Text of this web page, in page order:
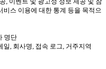
비스 이용에 대한 통계 등을 목적으
명단
, 회사명, 접속 로그, 거주지역